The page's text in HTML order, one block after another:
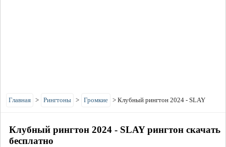
Главная > Рингтоны > Громкие > Клубный рингтон 2024 - SLAY
Клубный рингтон 2024 - SLAY рингтон скачать
бесплатно